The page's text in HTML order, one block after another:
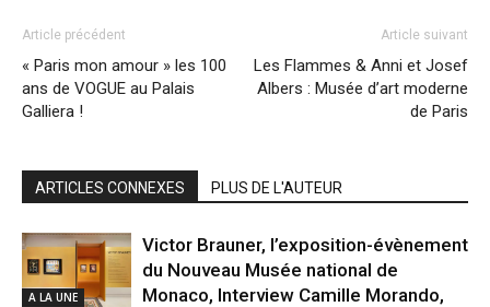
Article précédent
« Paris mon amour » les 100
ans de VOGUE au Palais
Galliera !
Article suivant
Les Flammes & Anni et Josef
Albers : Musée d’art moderne
de Paris
ARTICLES CONNEXES PLUS DE L'AUTEUR
A LA UNE
Victor Brauner, l’exposition-évènement
du Nouveau Musée national de
Monaco, Interview Camille Morando,